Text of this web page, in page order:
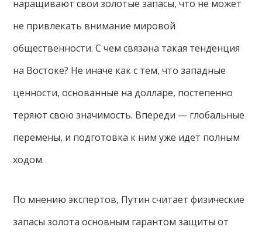
наращивают свои золотые запасы, что не может
не привлекать внимание мировой
общественности. С чем связана такая тенденция
на Востоке? Не иначе как с тем, что западные
ценности, основанные на долларе, постепенно
теряют свою значимость. Впереди — глобальные
перемены, и подготовка к ним уже идет полным
ходом.
По мнению экспертов, Путин считает физические
запасы золота основным гарантом защиты от